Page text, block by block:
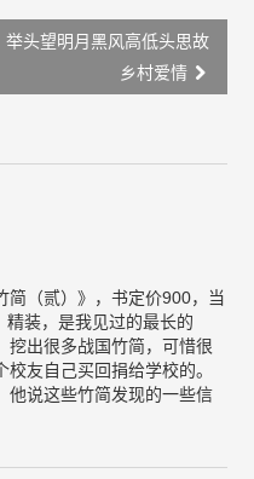
举头望明月黑风高低头思故
乡村爱情
简（贰）》，书定价900，当
装，是我见过的最长的
挖出很多战国竹简，可惜很
友自己买回捐给学校的。
他说这些竹简发现的一些信